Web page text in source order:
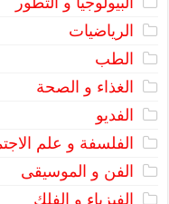
الرياضيات
الطب
الغذاء و الصحة
الفديو
الفلسفة و علم
الفن و الموسيقى
الفيزياء و الفلك